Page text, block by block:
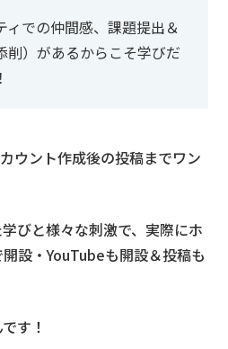
ィでの仲間感、課題提出＆
削）があるからこそ学びだ
ウント作成後の投稿までワン
びと様々な刺激で、実際にホ
設・YouTubeも開設＆投稿も
す！